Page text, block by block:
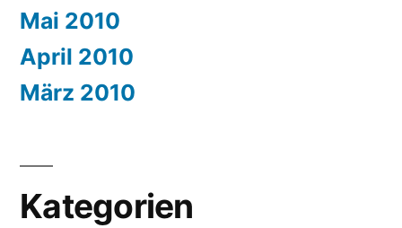
Mai 2010
April 2010
März 2010
Kategorien